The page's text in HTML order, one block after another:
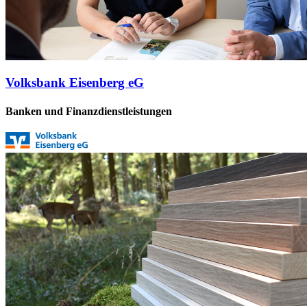
Volksbank Eisenberg eG
Banken und Finanzdienstleistungen